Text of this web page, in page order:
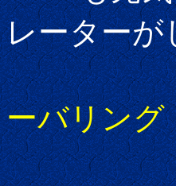
レーターが
ーバリング
と言っ